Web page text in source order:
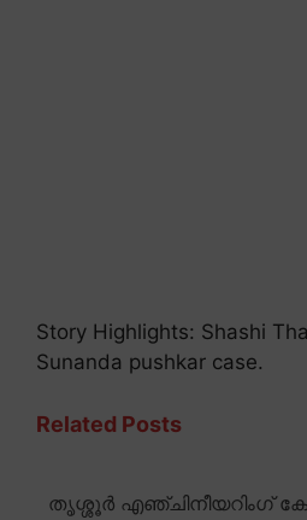
Story Highlights: Shashi
Sunanda pushkar case.
Related Posts
തൃശ്ശൂർ എഞ്ചിനീയറിംഗ്